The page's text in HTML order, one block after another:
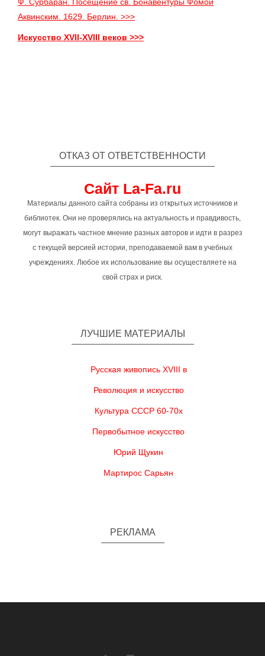
Ф. Сурбаран. Посещение св. Бонавентуры Фомой
Аквинским. 1629. Берлин. >>>
Искусство XVII-XVIII веков >>>
ОТКАЗ ОТ ОТВЕТСТВЕННОСТИ
Сайт La-Fa.ru
Материалы данного сайта собраны из открытых источников и
библиотек. Они не проверялись на актуальность и правдивость,
могут выражать частное мнение разных авторов и идти в разрез
с текущей версией истории, преподаваемой вам в учебных
учреждениях. Любое их использование вы осуществляете на
свой страх и риск.
ЛУЧШИЕ МАТЕРИАЛЫ
Русская живопись XVIII в
Революция и искусство
Культура СССР 60-70х
Первобытное искусство
Юрий Щукин
Мартирос Сарьян
РЕКЛАМА